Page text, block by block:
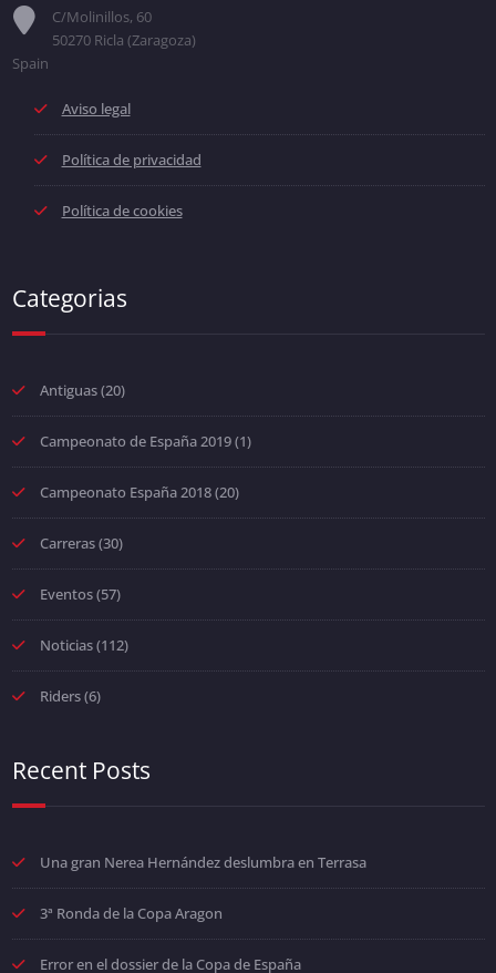
C/Molinillos, 60
50270 Ricla (Zaragoza)
Spain
Aviso legal
Política de privacidad
Política de cookies
Categorias
Antiguas(20)
Campeonato de España 2019(1)
Campeonato España 2018(20)
Carreras(30)
Eventos(57)
Noticias(112)
Riders(6)
Recent Posts
Una gran Nerea Hernández deslumbra en Terrasa
3ª Ronda de la Copa Aragon
Error en el dossier de la Copa de España